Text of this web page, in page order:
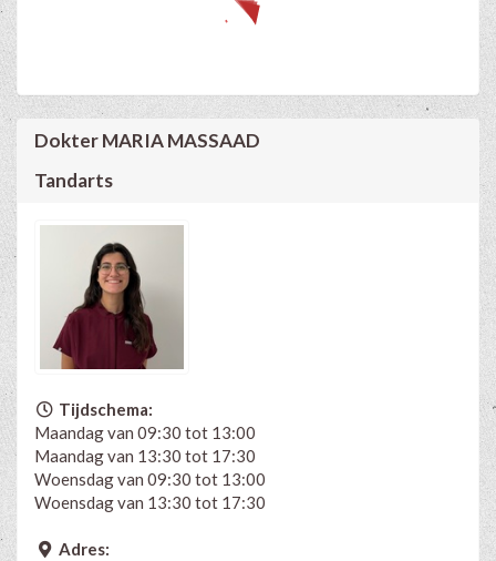
Dokter MARIA MASSAAD
Tandarts
Tijdschema:
Maandag van 09:30 tot 13:00
Maandag van 13:30 tot 17:30
Woensdag van 09:30 tot 13:00
Woensdag van 13:30 tot 17:30
Adres: